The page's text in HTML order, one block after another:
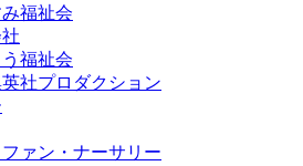
福祉会
福祉会
社プロダクション
ァン・ナーサリー